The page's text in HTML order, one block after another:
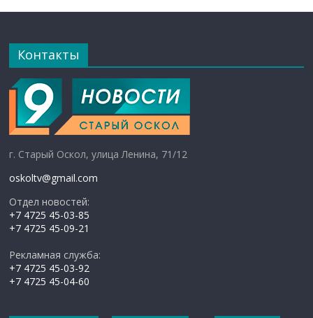
Контакты
г. Старый Оскол, улица Ленина, 71/12
oskoltv@gmail.com
Отдел новостей:
+7 4725 45-03-85
+7 4725 45-09-21
Рекламная служба:
+7 4725 45-03-92
+7 4725 45-04-60